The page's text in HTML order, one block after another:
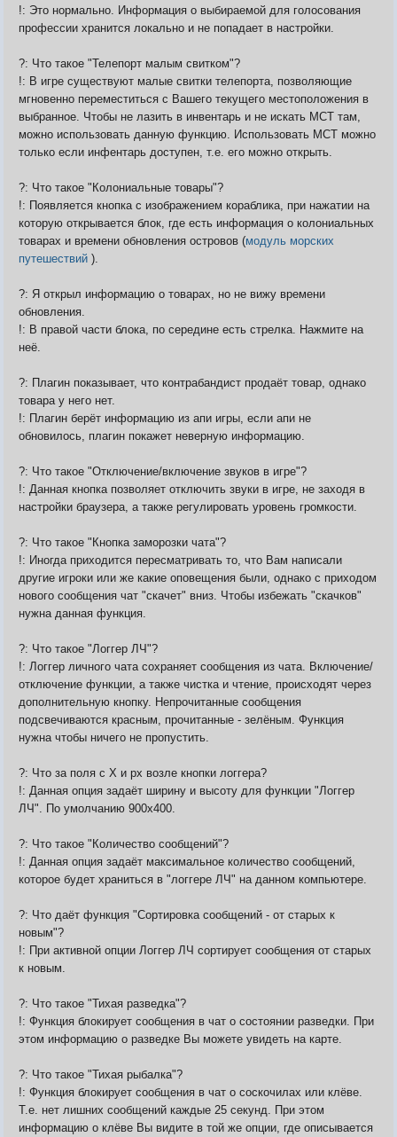
!: Это нормально. Информация о выбираемой для голосования
профессии хранится локально и не попадает в настройки.
?: Что такое "Телепорт малым свитком"?
!: В игре существуют малые свитки телепорта, позволяющие
мгновенно переместиться с Вашего текущего местоположения в
выбранное. Чтобы не лазить в инвентарь и не искать МСТ там,
можно использовать данную функцию. Использовать МСТ можно
только если инфентарь доступен, т.е. его можно открыть.
?: Что такое "Колониальные товары"?
!: Появляется кнопка с изображением кораблика, при нажатии на
которую открывается блок, где есть информация о колониальных
товарах и времени обновления островов (модуль морских
путешествий ).
?: Я открыл информацию о товарах, но не вижу времени
обновления.
!: В правой части блока, по середине есть стрелка. Нажмите на
неё.
?: Плагин показывает, что контрабандист продаёт товар, однако
товара у него нет.
!: Плагин берёт информацию из апи игры, если апи не
обновилось, плагин покажет неверную информацию.
?: Что такое "Отключение/включение звуков в игре"?
!: Данная кнопка позволяет отключить звуки в игре, не заходя в
настройки браузера, а также регулировать уровень громкости.
?: Что такое "Кнопка заморозки чата"?
!: Иногда приходится пересматривать то, что Вам написали
другие игроки или же какие оповещения были, однако с приходом
нового сообщения чат "скачет" вниз. Чтобы избежать "скачков"
нужна данная функция.
?: Что такое "Логгер ЛЧ"?
!: Логгер личного чата сохраняет сообщения из чата. Включение/
отключение функции, а также чистка и чтение, происходят через
дополнительную кнопку. Непрочитанные сообщения
подсвечиваются красным, прочитанные - зелёным. Функция
нужна чтобы ничего не пропустить.
?: Что за поля с Х и px возле кнопки логгера?
!: Данная опция задаёт ширину и высоту для функции "Логгер
ЛЧ". По умолчанию 900х400.
?: Что такое "Количество сообщений"?
!: Данная опция задаёт максимальное количество сообщений,
которое будет храниться в "логгере ЛЧ" на данном компьютере.
?: Что даёт функция "Сортировка сообщений - от старых к
новым"?
!: При активной опции Логгер ЛЧ сортирует сообщения от старых
к новым.
?: Что такое "Тихая разведка"?
!: Функция блокирует сообщения в чат о состоянии разведки. При
этом информацию о разведке Вы можете увидеть на карте.
?: Что такое "Тихая рыбалка"?
!: Функция блокирует сообщения в чат о соскочилах или клёве.
Т.е. нет лишних сообщений каждые 25 секунд. При этом
информацию о клёве Вы видите в той же опции, где описывается